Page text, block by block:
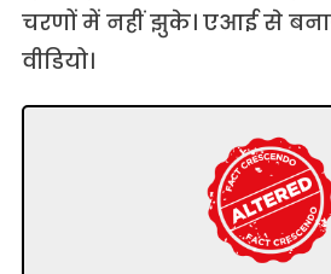
चरणों में नहीं झुके। एआई से
वीडियो।